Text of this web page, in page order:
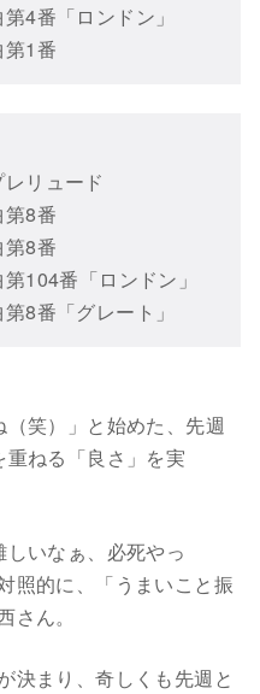
4番「ロンドン」
1番
ュード
8番
8番
番「ロンドン」
番「グレート」
（笑）」と始めた、先週
ねる「良さ」を実
いなぁ、必死やっ
照的に、「うまいこと振
ん。
決まり、奇しくも先週と